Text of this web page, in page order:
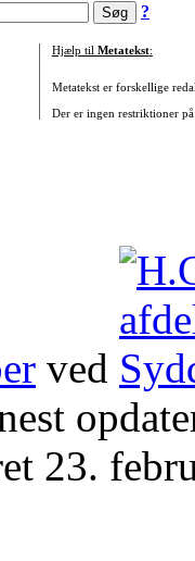
?
Hjælp til Metatekst:
Metatekst er forskellige
Der er ingen restriktioner
ved
23.